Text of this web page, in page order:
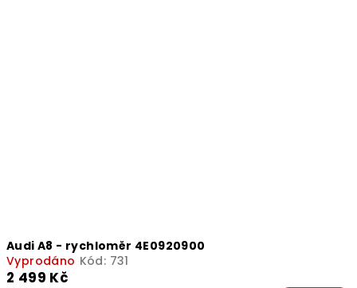
Audi A8 - rychloměr 4E0920900
Vyprodáno Kód: 731
2 499 Kč